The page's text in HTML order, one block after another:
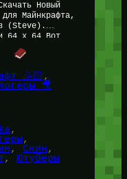
Новый
Майнкрафта,
(Steve).
64 x 64 Вот
🤹🏻
🎥
, Скин
, Ютуберы